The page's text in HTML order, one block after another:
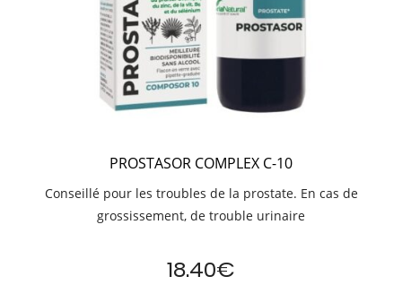
PROSTASOR COMPLEX C-10
Conseillé pour les troubles de la prostate. En cas de
grossissement, de trouble urinaire
18.40€